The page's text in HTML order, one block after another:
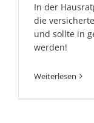
In der
die
und sollte in
werden!
Weiterlesen